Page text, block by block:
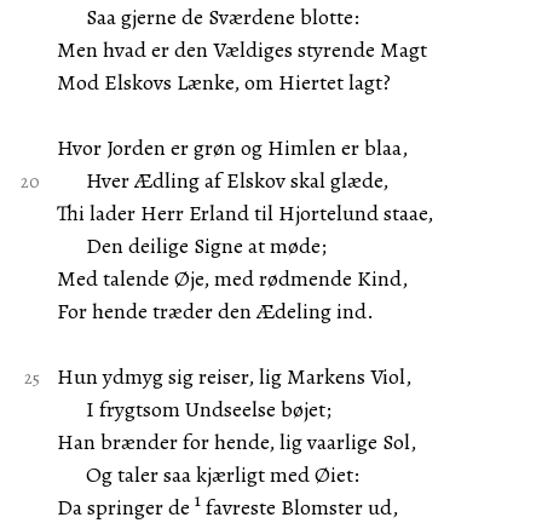
Saa gjerne de Sværdene blotte:
Men hvad er den Vældiges styrende Magt
Mod Elskovs Lænke, om Hiertet lagt?
Hvor Jorden er grøn og Himlen er blaa,
Hver Ædling af Elskov skal glæde,
Thi lader Herr Erland til Hjortelund staae,
Den deilige Signe at møde;
Med talende Øje, med rødmende Kind,
For hende træder den Ædeling ind.
Hun ydmyg sig reiser, lig Markens Viol,
I frygtsom Undseelse bøjet;
Han brænder for hende, lig vaarlige Sol,
Og taler saa kjærligt med Øiet:
Da springer de 1 favreste Blomster ud,